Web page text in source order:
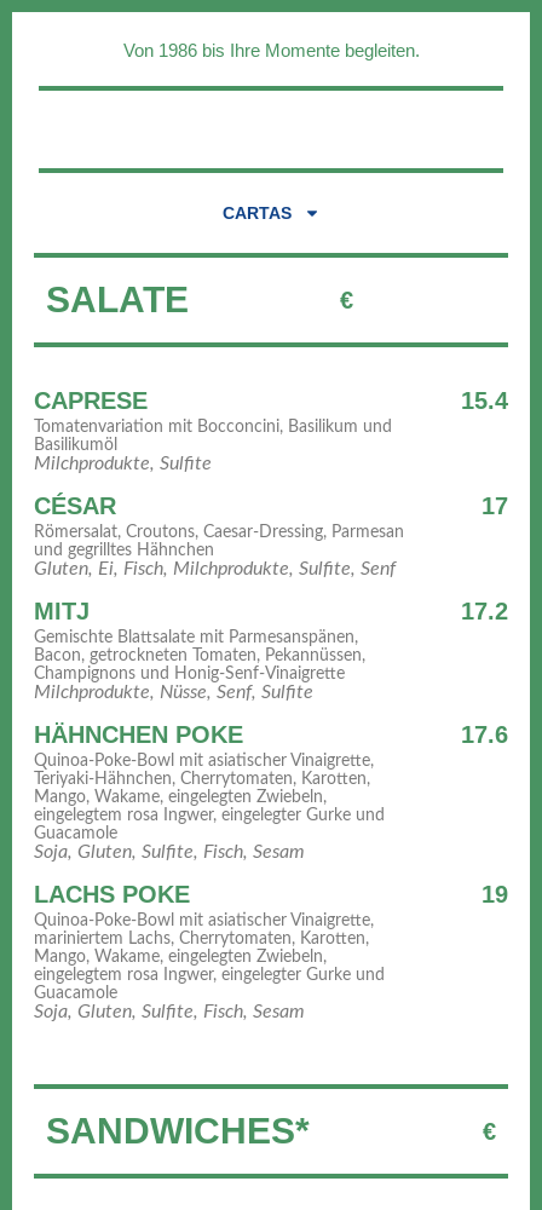
Von 1986 bis Ihre Momente begleiten.
CARTAS
SALATE €
CAPRESE 15.4
Tomatenvariation mit Bocconcini, Basilikum und
Basilikumöl
Milchprodukte, Sulfite
CÉSAR 17
Römersalat, Croutons, Caesar-Dressing, Parmesan
und gegrilltes Hähnchen
Gluten, Ei, Fisch, Milchprodukte, Sulfite, Senf
MITJ 17.2
Gemischte Blattsalate mit Parmesanspänen,
Bacon, getrockneten Tomaten, Pekannüssen,
Champignons und Honig-Senf-Vinaigrette
Milchprodukte, Nüsse, Senf, Sulfite
HÄHNCHEN POKE 17.6
Quinoa-Poke-Bowl mit asiatischer Vinaigrette,
Teriyaki-Hähnchen, Cherrytomaten, Karotten,
Mango, Wakame, eingelegten Zwiebeln,
eingelegtem rosa Ingwer, eingelegter Gurke und
Guacamole
Soja, Gluten, Sulfite, Fisch, Sesam
LACHS POKE 19
Quinoa-Poke-Bowl mit asiatischer Vinaigrette,
mariniertem Lachs, Cherrytomaten, Karotten,
Mango, Wakame, eingelegten Zwiebeln,
eingelegtem rosa Ingwer, eingelegter Gurke und
Guacamole
Soja, Gluten, Sulfite, Fisch, Sesam
SANDWICHES* €